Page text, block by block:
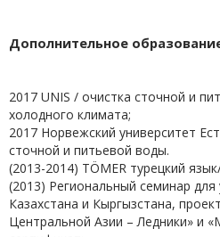
Дополнительное
2017 UNIS / очистка сточной и
холодного климата;
2017 Норвежский университет
сточной и питьевой воды.
(2013-2014) TÖMER турецкий
(2013) Региональный семинар
Казахстана и Кыргызстана,
Центральной Азии – Ледники» и